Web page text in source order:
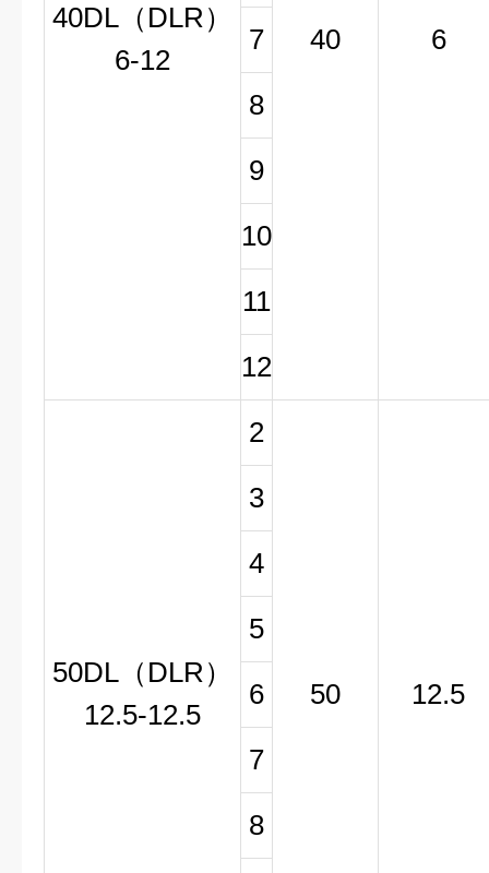
40DL（DLR）
6-12
40 6
7
8
9
10
11
12
50DL（DLR）
12.5-12.5
2
50 12.5
3
4
5
6
7
8